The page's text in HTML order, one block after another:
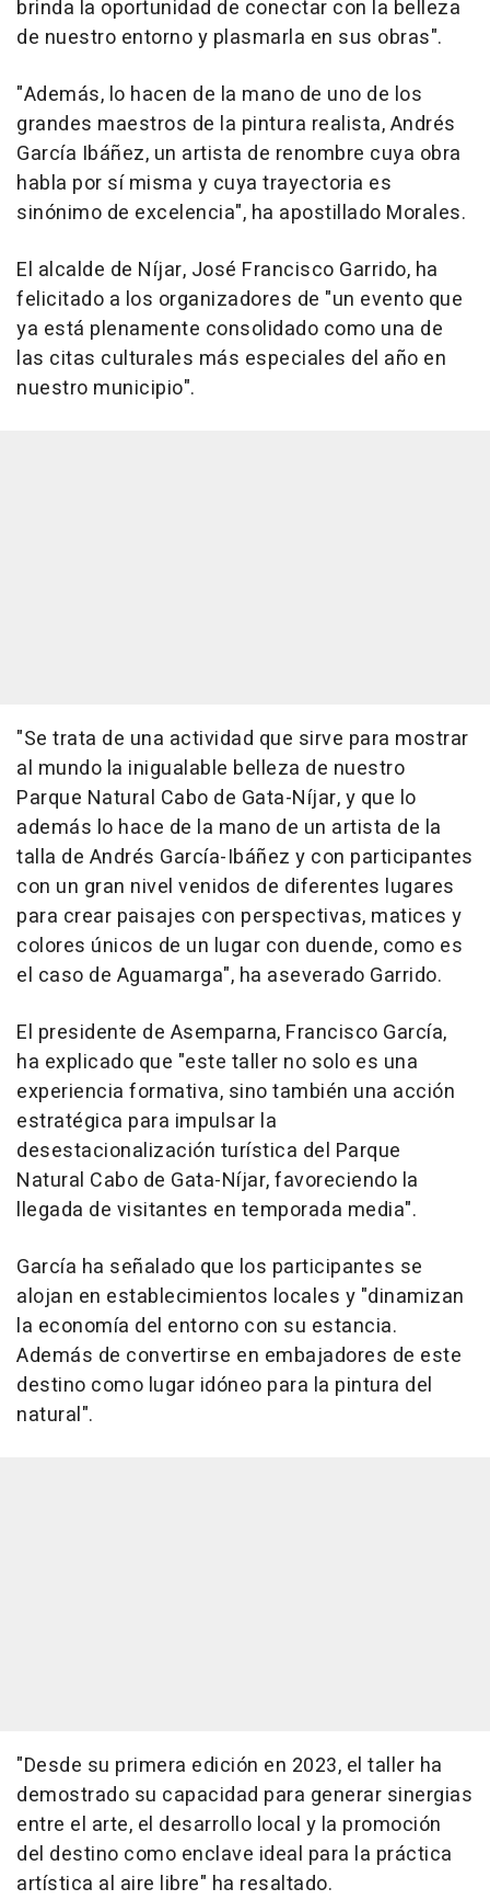
brinda la oportunidad de conectar con la belleza
de nuestro entorno y plasmarla en sus obras".
"Además, lo hacen de la mano de uno de los
grandes maestros de la pintura realista, Andrés
García Ibáñez, un artista de renombre cuya obra
habla por sí misma y cuya trayectoria es
sinónimo de excelencia", ha apostillado Morales.
El alcalde de Níjar, José Francisco Garrido, ha
felicitado a los organizadores de "un evento que
ya está plenamente consolidado como una de
las citas culturales más especiales del año en
nuestro municipio".
"Se trata de una actividad que sirve para mostrar
al mundo la inigualable belleza de nuestro
Parque Natural Cabo de Gata-Níjar, y que lo
además lo hace de la mano de un artista de la
talla de Andrés García-Ibáñez y con participantes
con un gran nivel venidos de diferentes lugares
para crear paisajes con perspectivas, matices y
colores únicos de un lugar con duende, como es
el caso de Aguamarga", ha aseverado Garrido.
El presidente de Asemparna, Francisco García,
ha explicado que "este taller no solo es una
experiencia formativa, sino también una acción
estratégica para impulsar la
desestacionalización turística del Parque
Natural Cabo de Gata-Níjar, favoreciendo la
llegada de visitantes en temporada media".
García ha señalado que los participantes se
alojan en establecimientos locales y "dinamizan
la economía del entorno con su estancia.
Además de convertirse en embajadores de este
destino como lugar idóneo para la pintura del
natural".
"Desde su primera edición en 2023, el taller ha
demostrado su capacidad para generar sinergias
entre el arte, el desarrollo local y la promoción
del destino como enclave ideal para la práctica
artística al aire libre" ha resaltado.